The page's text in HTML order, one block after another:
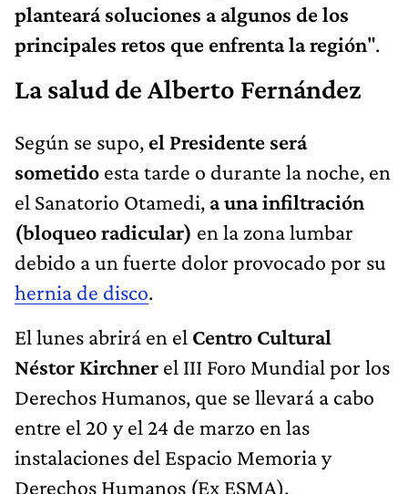
planteará soluciones a algunos de los
principales retos que enfrenta la región".
La salud de Alberto Fernández
Según se supo, el Presidente será
sometido esta tarde o durante la noche, en
el Sanatorio Otamedi, a una infiltración
(bloqueo radicular) en la zona lumbar
debido a un fuerte dolor provocado por su
hernia de disco.
El lunes abrirá en el Centro Cultural
Néstor Kirchner el III Foro Mundial por los
Derechos Humanos, que se llevará a cabo
entre el 20 y el 24 de marzo en las
instalaciones del Espacio Memoria y
Derechos Humanos (Ex ESMA).